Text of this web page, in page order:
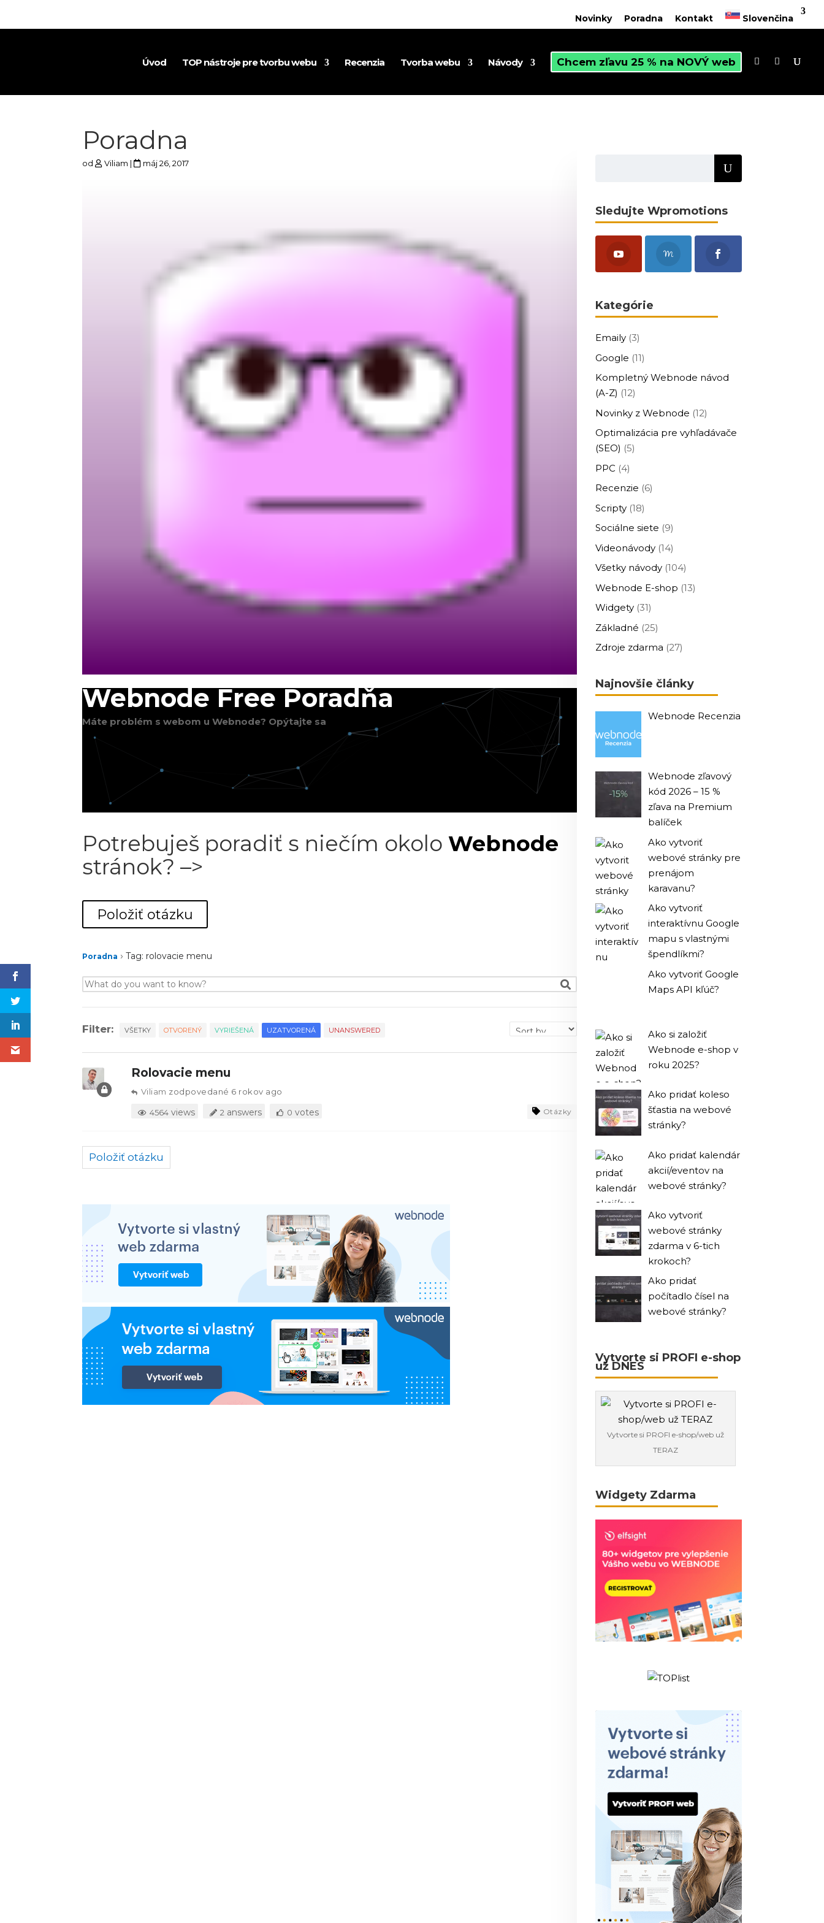
Novinky Poradna Kontakt Slovenčina
Úvod TOP nástroje pre tvorbu webu Recenzia Tvorba webu Návody Chcem zľavu 25 % na NOVÝ web
Poradna
od Viliam | máj 26, 2017
Webnode Free Poradňa
Máte problém s webom u Webnode? Opýtajte sa
;
Potrebuješ poradiť s niečím okolo Webnode
stránok? –>
Položiť otázku
Poradna ›Tag: rolovacie menu
Filter: VŠETKY OTVORENÝ VYRIEŠENÁ UZATVORENÁ UNANSWERED
Rolovacie menu
Viliam zodpovedané 6 rokov ago
Otázky
4564 views 2 answers 0 votes
Položiť otázku
Sledujte Wpromotions
Kategórie
Emaily(3)
Google (11)
Kompletný Webnode návod
(A-Z) (12)
Novinky z Webnode (12)
Optimalizácia pre vyhľadávače
(SEO) (5)
PPC (4)
Recenzie (6)
Scripty(18)
Sociálne siete (9)
Videonávody(14)
Všetky návody(104)
Webnode E-shop (13)
Widgety(31)
Základné (25)
Zdroje zdarma (27)
Najnovšie články
Webnode Recenzia
Webnode zľavový
kód 2026 – 15 %
zľava na Premium
balíček
Ako vytvoriť
webové stránky pre
prenájom
karavanu?
Ako vytvoriť
interaktívnu Google
mapu s vlastnými
špendlíkmi?
Ako vytvoriť Google
Maps API kľúč?
Ako si založiť
Webnode e-shop v
roku 2025?
Ako pridať koleso
šťastia na webové
stránky?
Ako pridať kalendár
akcií/eventov na
webové stránky?
Ako vytvoriť
webové stránky
zdarma v 6-tich
krokoch?
Ako pridať
počítadlo čísel na
webové stránky?
Vytvorte si PROFI e-shop
už DNES
Vytvorte si PROFI e-shop/web už
TERAZ
Widgety Zdarma